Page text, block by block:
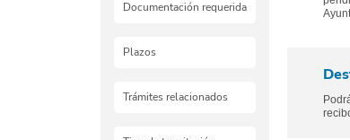
Documentación requerida
Plazos
Trámites relacionados